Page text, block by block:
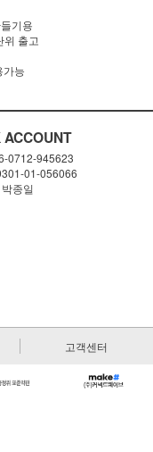
기용
위 출고
가능
0712-945623
01-056066
종일
고객센터